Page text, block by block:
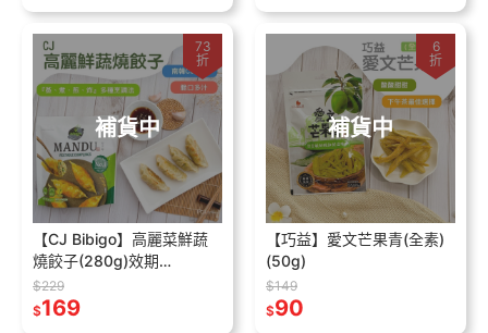
補貨中
73
折
【CJ Bibigo】高麗菜鮮蔬
燒餃子(280g)效期
2025.2.20
$229
$169
補貨中
6
折
【巧益】愛文芒果青(全素)
(50g)
$149
$90